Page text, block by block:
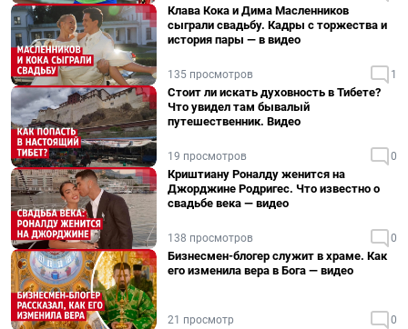
Клава Кока и Дима Масленников
сыграли свадьбу. Кадры с торжества и
история пары — в видео
135 просмотров 1
Стоит ли искать духовность в Тибете?
Что увидел там бывалый
путешественник. Видео
19 просмотров 0
Криштиану Роналду женится на
Джорджине Родригес. Что известно о
свадьбе века — видео
138 просмотров 0
Бизнесмен-блогер служит в храме. Как
его изменила вера в Бога — видео
21 просмотр 0